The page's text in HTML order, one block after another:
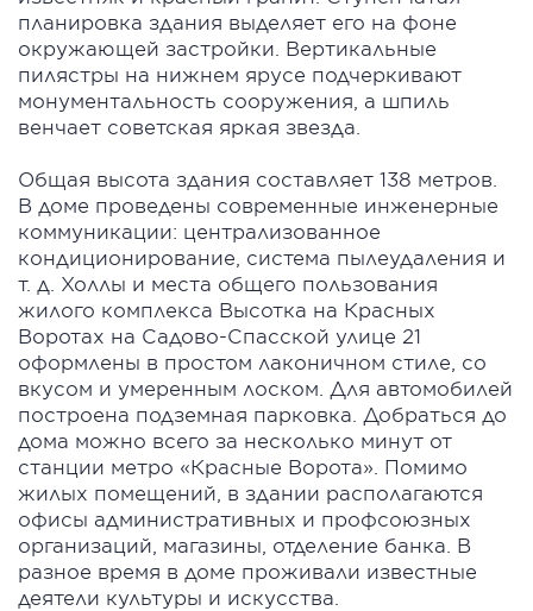
планировка здания выделяет его на фоне
окружающей застройки. Вертикальные
пилястры на нижнем ярусе подчеркивают
монументальность сооружения, а шпиль
венчает советская яркая звезда.
Общая высота здания составляет 138 метров.
В доме проведены современные инженерные
коммуникации: централизованное
кондиционирование, система пылеудаления и
т. д. Холлы и места общего пользования
жилого комплекса Высотка на Красных
Воротах на Садово-Спасской улице 21
оформлены в простом лаконичном стиле, со
вкусом и умеренным лоском. Для автомобилей
построена подземная парковка. Добраться до
дома можно всего за несколько минут от
станции метро «Красные Ворота». Помимо
жилых помещений, в здании располагаются
офисы административных и профсоюзных
организаций, магазины, отделение банка. В
разное время в доме проживали известные
деятели культуры и искусства.